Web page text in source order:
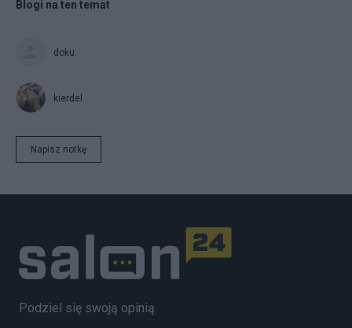
Blogi na ten temat
doku
kierdel
Napisz notkę
Podziel się swoją opinią